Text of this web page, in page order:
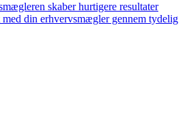
skaber hurtigere resultater
med din erhvervsmægler gennem tydelig